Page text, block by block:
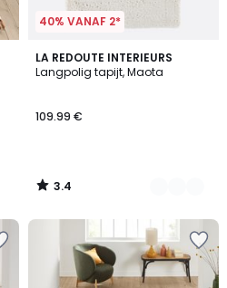
40% VANAF 2*
LA REDOUTE INTERIEURS
Langpolig tapijt, Maota
109.99 €
3.4
/ 5
2
Kleuren
3.4
/